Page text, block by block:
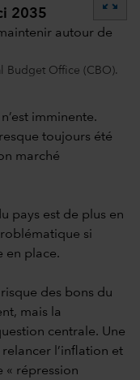
2035
Budget Office (CBO).
imminente.
toujours été
marché
pays est de plus en
si
en place.
des bons du
mais la
centrale. Une
l’inflation et
« répression